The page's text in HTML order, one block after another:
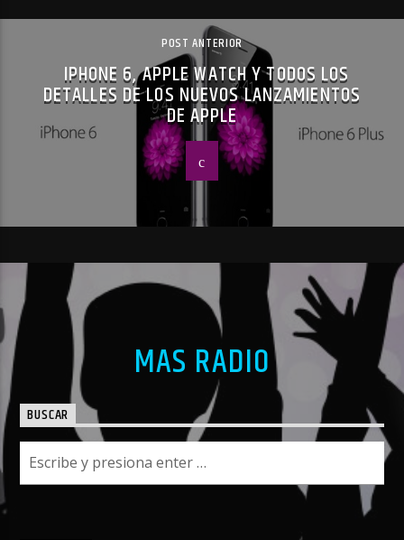
POST ANTERIOR
IPHONE 6, APPLE WATCH Y TODOS LOS
DETALLES DE LOS NUEVOS LANZAMIENTOS
DE APPLE
MAS RADIO
BUSCAR